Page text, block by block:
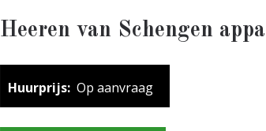
Heeren van Schengen
Huurprijs: Op aanvraag